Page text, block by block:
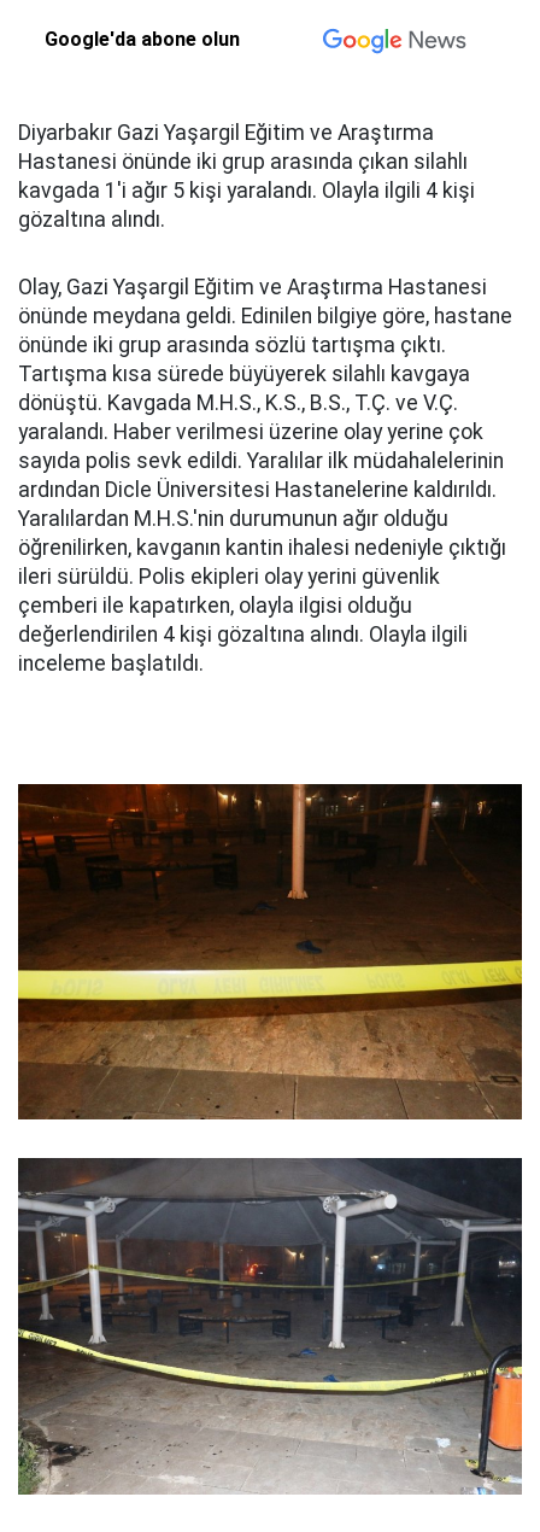
Google'da abone olun
Diyarbakır Gazi Yaşargil Eğitim ve Araştırma
Hastanesi önünde iki grup arasında çıkan silahlı
kavgada 1'i ağır 5 kişi yaralandı. Olayla ilgili 4 kişi
gözaltına alındı.
Olay, Gazi Yaşargil Eğitim ve Araştırma Hastanesi
önünde meydana geldi. Edinilen bilgiye göre, hastane
önünde iki grup arasında sözlü tartışma çıktı.
Tartışma kısa sürede büyüyerek silahlı kavgaya
dönüştü. Kavgada M.H.S., K.S., B.S., T.Ç. ve V.Ç.
yaralandı. Haber verilmesi üzerine olay yerine çok
sayıda polis sevk edildi. Yaralılar ilk müdahalelerinin
ardından Dicle Üniversitesi Hastanelerine kaldırıldı.
Yaralılardan M.H.S.'nin durumunun ağır olduğu
öğrenilirken, kavganın kantin ihalesi nedeniyle çıktığı
ileri sürüldü. Polis ekipleri olay yerini güvenlik
çemberi ile kapatırken, olayla ilgisi olduğu
değerlendirilen 4 kişi gözaltına alındı. Olayla ilgili
inceleme başlatıldı.